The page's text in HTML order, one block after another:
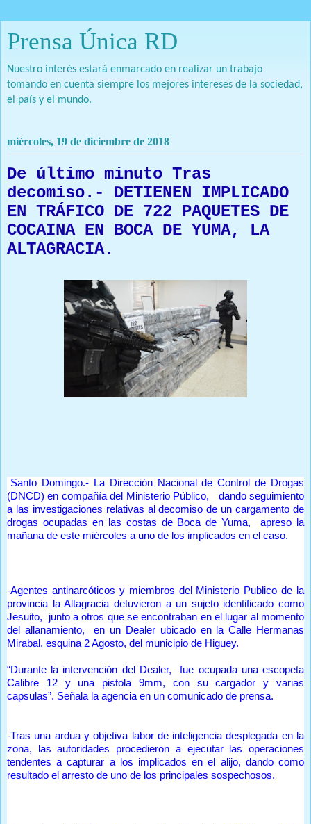
Prensa Única RD
Nuestro interés estará enmarcado en realizar un trabajo
tomando en cuenta siempre los mejores intereses de la sociedad,
el país y el mundo.
miércoles, 19 de diciembre de 2018
De último minuto Tras
decomiso.- DETIENEN IMPLICADO
EN TRÁFICO DE 722 PAQUETES DE
COCAINA EN BOCA DE YUMA, LA
ALTAGRACIA.
Santo Domingo.- La Dirección Nacional de Control de Drogas
(DNCD) en compañía del Ministerio Público, dando seguimiento
a las investigaciones relativas al decomiso de un cargamento de
drogas ocupadas en las costas de Boca de Yuma, apreso la
mañana de este miércoles a uno de los implicados en el caso.
-Agentes antinarcóticos y miembros del Ministerio Publico de la
provincia la Altagracia detuvieron a un sujeto identificado como
Jesuito, junto a otros que se encontraban en el lugar al momento
del allanamiento, en un Dealer ubicado en la Calle Hermanas
Mirabal, esquina 2 Agosto, del municipio de Higuey.
“Durante la intervención del Dealer, fue ocupada una escopeta
Calibre 12 y una pistola 9mm, con su cargador y varias
capsulas”. Señala la agencia en un comunicado de prensa.
-Tras una ardua y objetiva labor de inteligencia desplegada en la
zona, las autoridades procedieron a ejecutar las operaciones
tendentes a capturar a los implicados en el alijo, dando como
resultado el arresto de uno de los principales sospechosos.